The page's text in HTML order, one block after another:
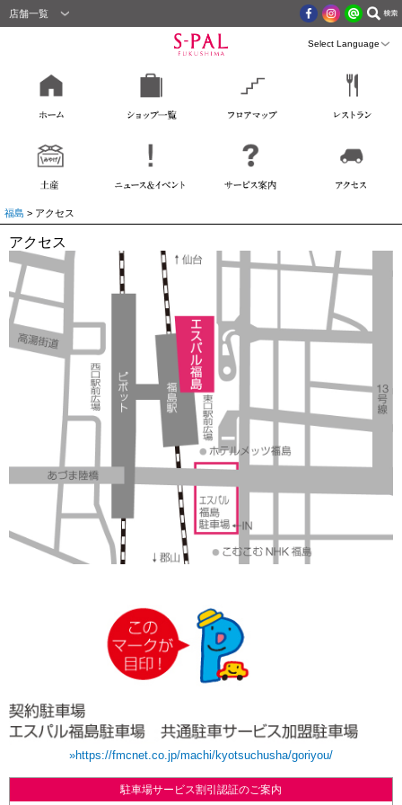
店舗一覧
福島 > アクセス
アクセス
»https://fmcnet.co.jp/machi/kyotsuchusha/goriyou/
駐車場サービス割引認証のご案内